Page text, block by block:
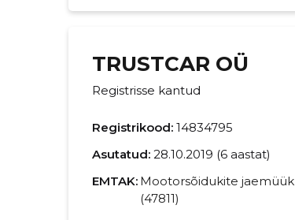
TRUSTCAR OÜ
Registrisse kantud
Registrikood: 14834795
Asutatud: 28.10.2019 (6 aastat)
EMTAK: Mootorsõidukite jaemüük
(47811)